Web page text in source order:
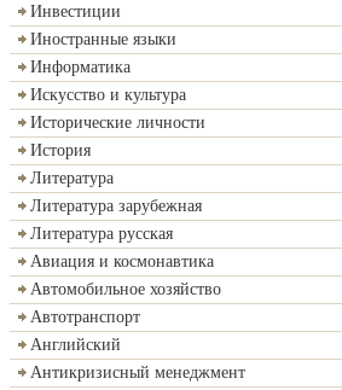
Инвестиции
Иностранные языки
Информатика
Искусство и культура
Исторические личности
История
Литература
Литература зарубежная
Литература русская
Авиация и космонавтика
Автомобильное хозяйство
Автотранспорт
Английский
Антикризисный менеджмент